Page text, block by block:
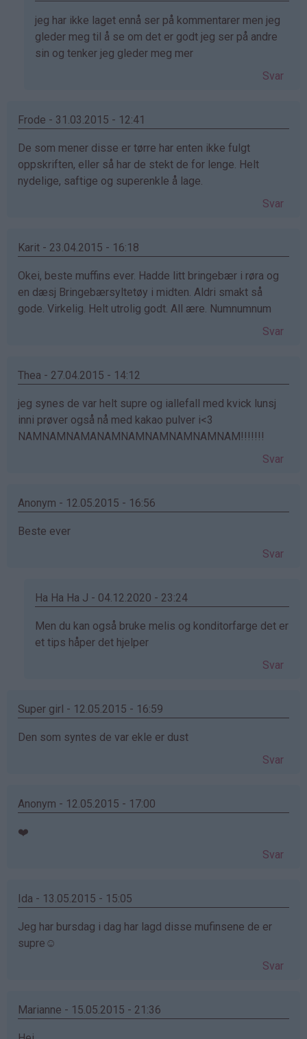
bekreftet)
Som
svar
på
bekreftet)
jeg har ikke laget ennå ser på kommentarer men jeg
gleder meg til å se om det er godt jeg ser på andre
sin og tenker jeg gleder meg mer
Svar
Frode - 31.03.2015 - 12:41
De som mener disse er tørre har enten ikke fulgt
oppskriften, eller så har de stekt de for lenge. Helt
nydelige, saftige og superenkle å lage.
Svar
Karit - 23.04.2015 - 16:18
Okei, beste muffins ever. Hadde litt bringebær i røra og
en dæsj Bringebærsyltetøy i midten. Aldri smakt så
gode. Virkelig. Helt utrolig godt. All ære. Numnumnum
Svar
Thea - 27.04.2015 - 14:12
jeg synes de var helt supre og iallefall med kvick lunsj
inni prøver også nå med kakao pulver i<3
NAMNAMNAMANAMNAMNAMNAMNAMNAM!!!!!!!
Svar
Anonym - 12.05.2015 - 16:56
Beste ever
Svar
Ha Ha Ha J - 04.12.2020 - 23:24
Som
svar
(ikke
Men du kan også bruke melis og konditorfarge det er
et tips håper det hjelper
Svar
Super girl - 12.05.2015 - 16:59
Den som syntes de var ekle er dust
Svar
Anonym - 12.05.2015 - 17:00
❤️
Svar
Ida - 13.05.2015 - 15:05
Jeg har bursdag i dag har lagd disse mufinsene de er
supre☺️
Svar
Marianne - 15.05.2015 - 21:36